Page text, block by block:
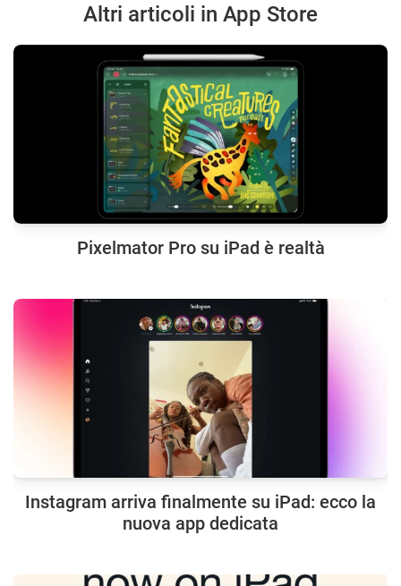
Altri articoli in App Store
Pixelmator Pro su iPad è realtà
Instagram arriva finalmente su iPad: ecco la
nuova app dedicata